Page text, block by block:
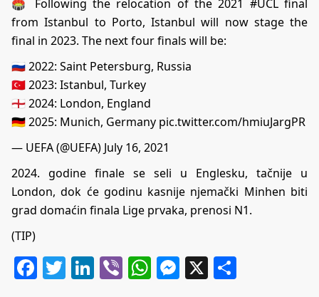
🏟️ Following the relocation of the 2021 #UCLfinal
from Istanbul to Porto, Istanbul will now stage the
final in 2023. The next four finals will be:
🇷🇺 2022: Saint Petersburg, Russia
🇹🇷 2023: Istanbul, Turkey
🏴󠁧󠁢󠁥󠁮󠁧󠁿 2024: London, England
🇩🇪 2025: Munich, Germany pic.twitter.com/hmiuJargPR
— UEFA (@UEFA) July 16, 2021
2024. godine finale se seli u Englesku, tačnije u
London, dok će godinu kasnije njemački Minhen biti
grad domaćin finala Lige prvaka, prenosi N1.
(TIP)
Facebook
Twitter
LinkedIn
ViberWhatsApp
Messenger
X